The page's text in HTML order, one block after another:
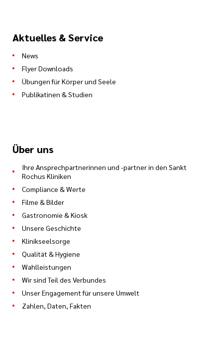
Aktuelles & Service
News
Flyer Downloads
Übungen für Körper und Seele
Publikatinen & Studien
Über uns
Ihre Ansprechpartnerinnen und -partner in den Sankt
Rochus Kliniken
Compliance & Werte
Filme & Bilder
Gastronomie & Kiosk
Unsere Geschichte
Klinikseelsorge
Qualität & Hygiene
Wahlleistungen
Wir sind Teil des Verbundes
Unser Engagement für unsere Umwelt
Zahlen, Daten, Fakten